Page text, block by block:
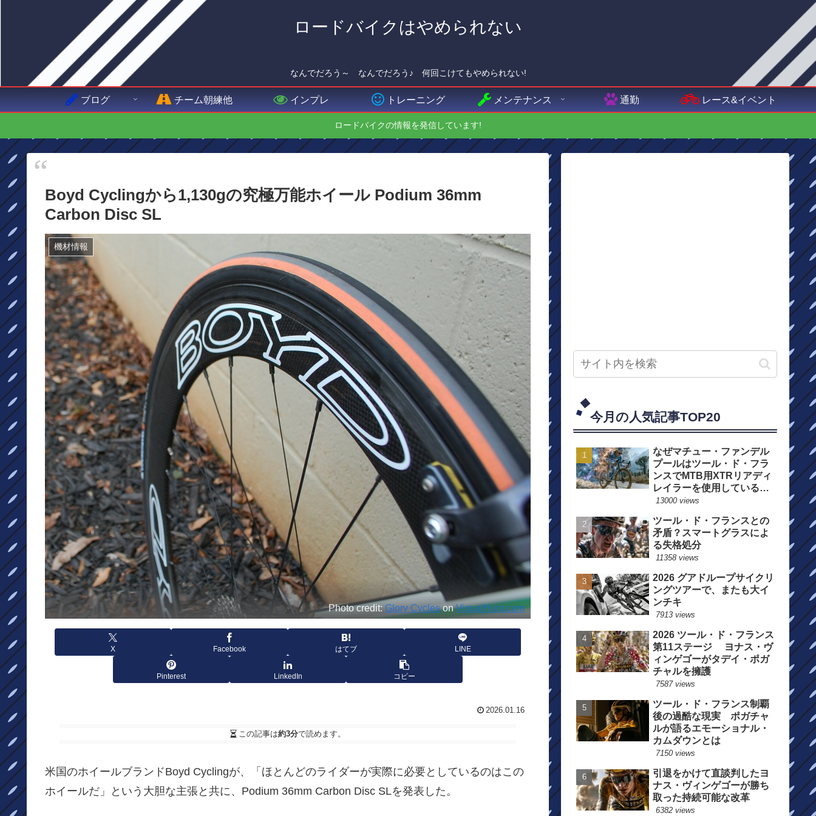
ロードバイクはやめられない
なんでだろう～ なんでだろう♪ 何回こけてもやめられない!
ブログ チーム朝練他 インプレ トレーニング メンテナンス 通勤 レース&イベント
ロードバイクの情報を発信しています!
Boyd Cyclingから1,130gの究極万能ホイール Podium 36mm
Carbon Disc SL
機材情報
Photo credit:Glory CyclesonVisualHunt.com
X Facebook はてブ LINE
Pinterest LinkedIn コピー
2026.01.16
この記事は約3分で読めます。
米国のホイールブランドBoyd Cyclingが、「ほとんどのライダーが実際に必要としているのはこの
ホイールだ」という大胆な主張と共に、Podium 36mm Carbon Disc SLを発表した。
今月の人気記事TOP20
なぜマチュー・ファンデル
プールはツール・ド・フラ
ンスでMTB用XTRリアディ
レイラーを使用しているの
か？
13000 views
ツール・ド・フランスとの
矛盾？スマートグラスによ
る失格処分
11358 views
2026 グアドループサイクリ
ングツアーで、またも大イ
ンチキ
7913 views
2026 ツール・ド・フランス
第11ステージ ヨナス・ヴ
ィンゲゴーがタデイ・ポガ
チャルを擁護
7587 views
ツール・ド・フランス制覇
後の過酷な現実 ポガチャ
ルが語るエモーショナル・
カムダウンとは
7150 views
引退をかけて直談判したヨ
ナス・ヴィンゲゴーが勝ち
取った持続可能な改革
6382 views